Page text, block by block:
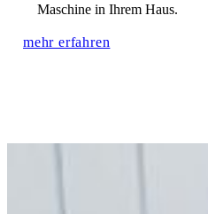
Maschine in Ihrem Haus.
mehr erfahren